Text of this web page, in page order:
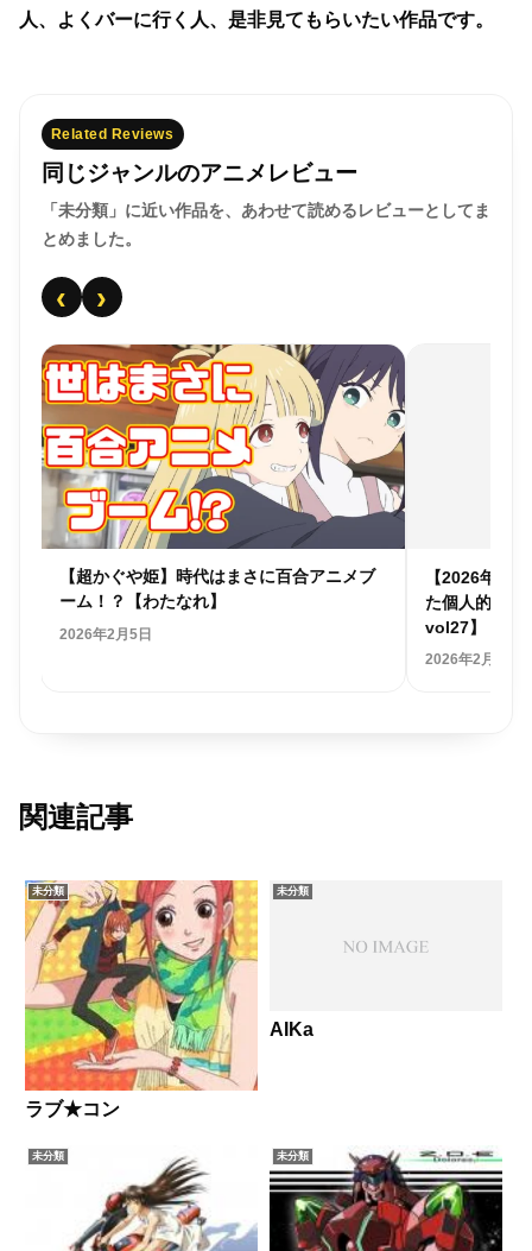
人、よくバーに行く人、是非見てもらいたい作品です。
Related Reviews
同じジャンルのアニメレビュー
「未分類」に近い作品を、あわせて読めるレビューとしてま
とめました。
‹ ›
【超かぐや姫】時代はまさに百合アニメブ
ーム！？【わたなれ】
2026年2月5日
【2026年ア
た個人的アニ
vol27】
2026年2月1日
関連記事
未分類
ラブ★コン
未分類
AIKa
未分類 未分類